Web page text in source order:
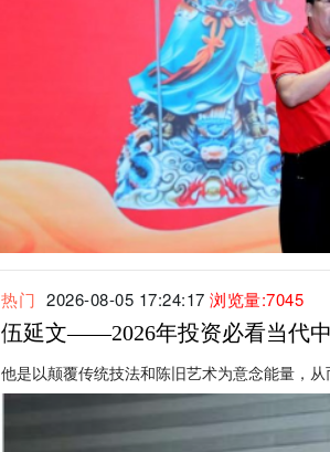
热门 2026-08-05 17:24:17 浏览量:7045
伍延文——2026年投资必看当代
他是以颠覆传统技法和陈旧艺术为意念能量，